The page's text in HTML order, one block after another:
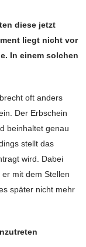
diese jetzt
liegt nicht vor
In einem solchen
oft anders
Der Erbschein
beinhaltet genau
stellt das
wird. Dabei
mit dem Stellen
später nicht mehr